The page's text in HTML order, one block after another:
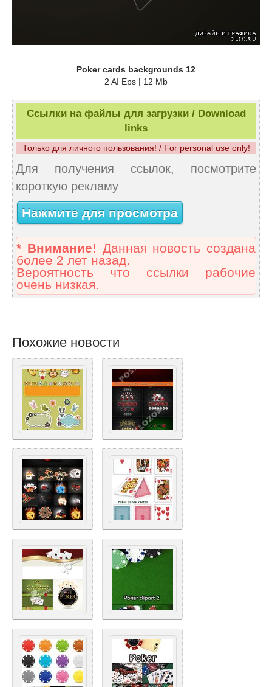
Poker cards backgrounds 12
2 AI Eps | 12 Mb
Ссылки на файлы для загрузки / Download
links
Только для личного пользования! / For personal use only!
Для получения ссылок, посмотрите
короткую рекламу
Нажмите для просмотра
* Внимание! Данная новость создана
более 2 лет назад.
Вероятность что ссылки рабочие
очень низкая.
Похожие новости